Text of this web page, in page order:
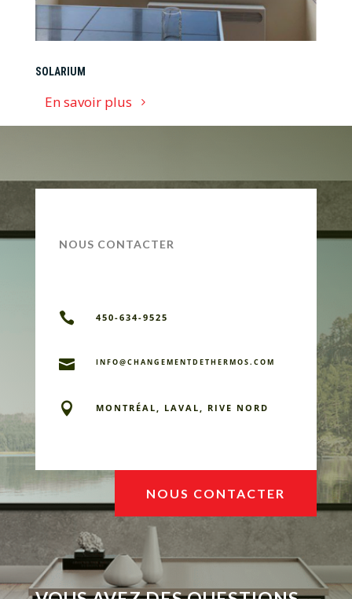
SOLARIUM
En savoir plus
NOUS CONTACTER
 450-634-9525
 INFO@CHANGEMENTDETHERMOS.COM
 MONTRÉAL, LAVAL, RIVE NORD
NOUS CONTACTER